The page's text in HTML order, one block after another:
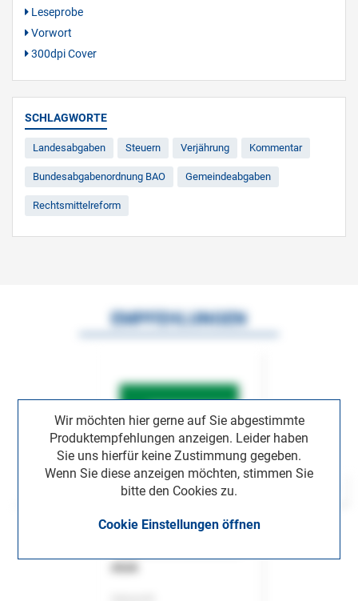
Leseprobe
Vorwort
300dpi Cover
SCHLAGWORTE
Landesabgaben Steuern Verjährung Kommentar
Bundesabgabenordnung BAO Gemeindeabgaben
Rechtsmittelreform
Wir möchten hier gerne auf Sie abgestimmte
Produktempfehlungen anzeigen. Leider haben
Sie uns hierfür keine Zustimmung gegeben.
Wenn Sie diese anzeigen möchten, stimmen Sie
bitte den Cookies zu.
Cookie Einstellungen öffnen
EMPFEHLUNGEN